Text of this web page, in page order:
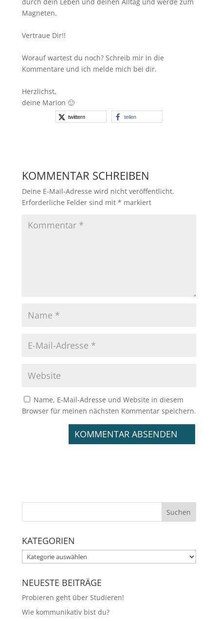
Magneten.
Vertraue Dir!!
Worauf wartest du noch? Schreib mir in die
Kommentare und ich melde mich bei dir.
Herzlichst,
deine Marion 🙂
twittern teilen
KOMMENTAR SCHREIBEN
Deine E-Mail-Adresse wird nicht veröffentlicht.
Erforderliche Felder sind mit * markiert
Name, E-Mail-Adresse und Website in diesem
Browser für meinen nächsten Kommentar speichern.
KATEGORIEN
Kategorien
NEUESTE BEITRÄGE
Probieren geht über Studieren!
Wie kommunikativ bist du?